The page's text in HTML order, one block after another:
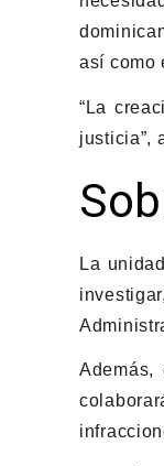
así como
“La
justicia”,
La
Además,